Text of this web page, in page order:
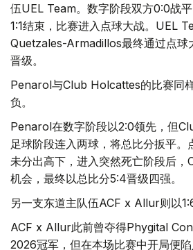
伍UEL Team。数字阶段双方0:0战
1:1结束，比赛进入点球大战。UEL
Quetzales-Armadillos最终通过点球
晋级。
Penarol与Club Holcattes的比赛同
负。
Penarol在数字阶段以2:0领先，但
足球阶段连入两球，将总比分扳平。
未分出高下，进入突然死亡阶段后
机会，最终以总比分5:4晋级四强。
另一支东道主队伍ACF x Allur则以
ACF x Allur此前曾夺得Phygital
2026冠军，但在本场比赛中开局便